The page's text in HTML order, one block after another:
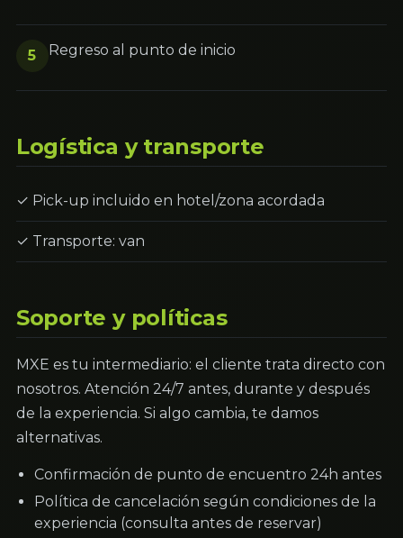
5 Regreso al punto de inicio
Logística y transporte
✓ Pick-up incluido en hotel/zona acordada
✓ Transporte: van
Soporte y políticas
MXE es tu intermediario: el cliente trata directo con
nosotros. Atención 24/7 antes, durante y después
de la experiencia. Si algo cambia, te damos
alternativas.
Confirmación de punto de encuentro 24h antes
Política de cancelación según condiciones de la
experiencia (consulta antes de reservar)